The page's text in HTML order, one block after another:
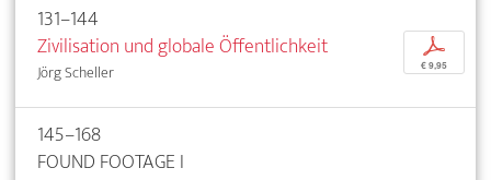
131–144
Zivilisation und globale Öffentlichkeit
Jörg Scheller
p
€ 9,95
145–168
FOUND FOOTAGE I